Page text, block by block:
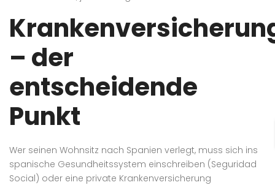
– der
entscheidende
Punkt
Wer seinen Wohnsitz nach Spanien verlegt, muss sich ins
spanische Gesundheitssystem einschreiben (Seguridad
Social) oder eine private Krankenversicherung